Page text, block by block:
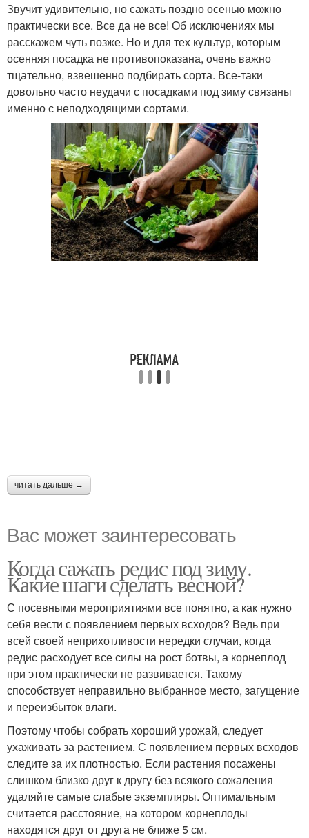
Звучит удивительно, но сажать поздно осенью можно
практически все. Все да не все! Об исключениях мы
расскажем чуть позже. Но и для тех культур, которым
осенняя посадка не противопоказана, очень важно
тщательно, взвешенно подбирать сорта. Все-таки
довольно часто неудачи с посадками под зиму связаны
именно с неподходящими сортами.
читать дальше →
Вас может заинтересовать
Когда сажать редис под зиму.
Какие шаги сделать весной?
С посевными мероприятиями все понятно, а как нужно
себя вести с появлением первых всходов? Ведь при
всей своей неприхотливости нередки случаи, когда
редис расходует все силы на рост ботвы, а корнеплод
при этом практически не развивается. Такому
способствует неправильно выбранное место, загущение
и переизбыток влаги.
Поэтому чтобы собрать хороший урожай, следует
ухаживать за растением. С появлением первых всходов
следите за их плотностью. Если растения посажены
слишком близко друг к другу без всякого сожаления
удаляйте самые слабые экземпляры. Оптимальным
считается расстояние, на котором корнеплоды
находятся друг от друга не ближе 5 см.